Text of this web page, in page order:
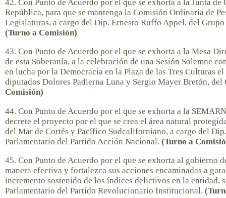
42. Con Punto de Acuerdo por el que se exhorta a la Junta
República, para que se mantenga la Comisión Ordinaria de
Legislaturas, a cargo del Dip. Ernesto Ruffo Appel, del
(Turno a Comisión)
43. Con Punto de Acuerdo por el que se exhorta a la Mesa
de esta Soberanía, a la celebración de una Sesión Solemne
en lucha por la Democracia en la Plaza de las Tres Culturas
diputados Dolores Padierna Luna y Sergio Mayer Bretón,
Comisión)
44. Con Punto de Acuerdo por el que se exhorta a la
decrete el proyecto por el que se crea el área natural
del Mar de Cortés y Pacífico Sudcaliforniano, a cargo del
Parlamentario del Partido Acción Nacional. (Turno a
45. Con Punto de Acuerdo por el que se exhorta al gobierno
manera efectiva y fortalezca sus acciones encaminadas a
incremento sostenido de los índices delictivos en la entidad,
Parlamentario del Partido Revolucionario Institucional.